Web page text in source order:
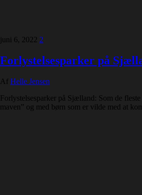
juni 6, 2022 2
Forlystelsesparker på
Af Helle Jensen
Forlystelsesparker på Sjælland: Som de
maven” og med børn som er vilde med at